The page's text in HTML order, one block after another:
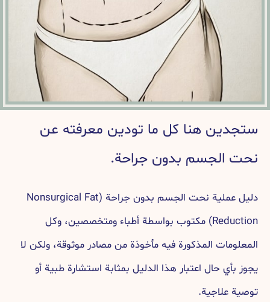
ستجدين هنا كل ما تودين معرفته عن
نحت الجسم بدون جراحة.
دليل عملية نحت الجسم بدون جراحة (Nonsurgical Fat
Reduction) مكتوب بواسطة أطباء ومتخصصين، وكل
المعلومات المذكورة فيه مأخوذة من مصادر موثوقة، ولكن لا
يجوز بأي حال اعتبار هذا الدليل بمثابة استشارة طبية أو
توصية علاجية.